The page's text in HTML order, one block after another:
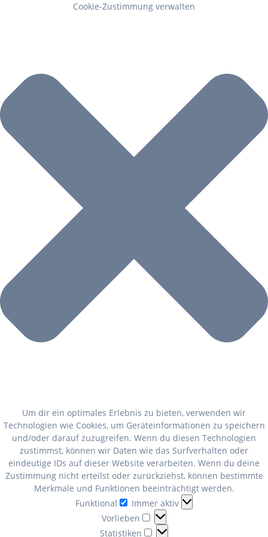
Cookie-Zustimmung verwalten
Um dir ein optimales Erlebnis zu bieten, verwenden wir
Technologien wie Cookies, um Geräteinformationen zu speichern
und/oder darauf zuzugreifen. Wenn du diesen Technologien
zustimmst, können wir Daten wie das Surfverhalten oder
eindeutige IDs auf dieser Website verarbeiten. Wenn du deine
Zustimmung nicht erteilst oder zurückziehst, können bestimmte
Merkmale und Funktionen beeinträchtigt werden.
Funktional
Funktional
Immer aktiv
Vorlieben
Vorlieben
Statistiken Statistiken